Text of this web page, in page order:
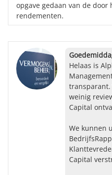
opgave gedaan van de door
rendementen.
Helaas is
transparant.
weinig
Capital
We kunnen
Capital